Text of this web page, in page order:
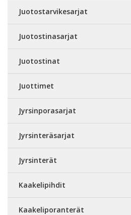
Juotostarvikesarjat
Juotostinasarjat
Juotostinat
Juottimet
Jyrsinporasarjat
Jyrsinteräsarjat
Jyrsinterät
Kaakelipihdit
Kaakeliporanterät